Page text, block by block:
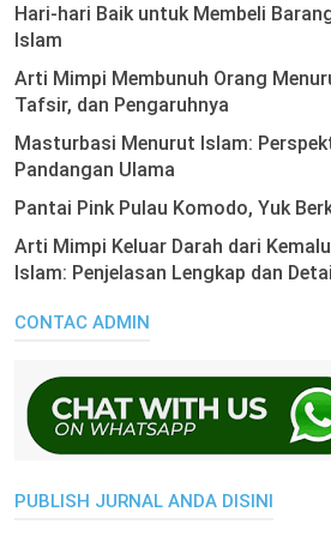
Hari-hari Baik untuk Membeli
Islam
Arti Mimpi Membunuh Orang
Tafsir, dan Pengaruhnya
Masturbasi Menurut Islam:
Pandangan Ulama
Pantai Pink Pulau Komodo, Yuk
Arti Mimpi Keluar Darah dari
Islam: Penjelasan Lengkap dan
CONTAC ADMIN
PUBLISH JURNAL ANDA DISINI